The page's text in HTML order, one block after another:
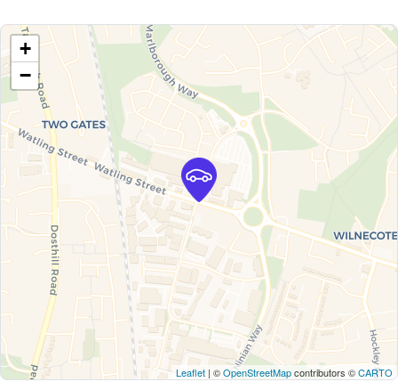
+
−
Leaflet | ©OpenStreetMapcontributors ©CARTO